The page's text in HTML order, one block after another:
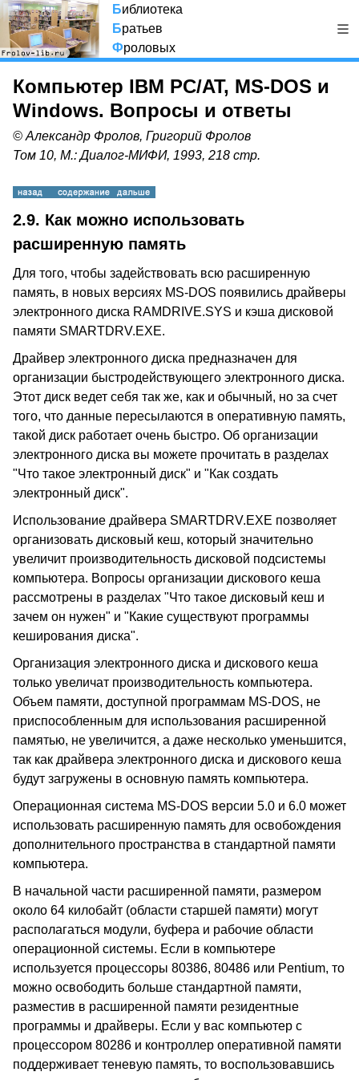
Библиотека
Братьев
Фроловых
Компьютер IBM PC/AT, MS-DOS и
Windows. Вопросы и ответы
© Александр Фролов, Григорий Фролов
Том 10, М.: Диалог-МИФИ, 1993, 218 стр.
2.9. Как можно использовать
расширенную память
Для того, чтобы задействовать всю расширенную
память, в новых версиях MS-DOS появились драйверы
электронного диска RAMDRIVE.SYS и кэша дисковой
памяти SMARTDRV.EXE.
Драйвер электронного диска предназначен для
организации быстродействующего электронного диска.
Этот диск ведет себя так же, как и обычный, но за счет
того, что данные пересылаются в оперативную память,
такой диск работает очень быстро. Об организации
электронного диска вы можете прочитать в разделах
"Что такое электронный диск" и "Как создать
электронный диск".
Использование драйвера SMARTDRV.EXE позволяет
организовать дисковый кеш, который значительно
увеличит производительность дисковой подсистемы
компьютера. Вопросы организации дискового кеша
рассмотрены в разделах "Что такое дисковый кеш и
зачем он нужен" и "Какие существуют программы
кеширования диска".
Организация электронного диска и дискового кеша
только увеличат производительность компьютера.
Объем памяти, доступной программам MS-DOS, не
приспособленным для использования расширенной
памятью, не увеличится, а даже несколько уменьшится,
так как драйвера электронного диска и дискового кеша
будут загружены в основную память компьютера.
Операционная система MS-DOS версии 5.0 и 6.0 может
использовать расширенную память для освобождения
дополнительного пространства в стандартной памяти
компьютера.
В начальной части расширенной памяти, размером
около 64 килобайт (области старшей памяти) могут
располагаться модули, буфера и рабочие области
операционной системы. Если в компьютере
используется процессоры 80386, 80486 или Pentium, то
можно освободить больше стандартной памяти,
разместив в расширенной памяти резидентные
программы и драйверы. Если у вас компьютер с
процессором 80286 и контроллер оперативной памяти
поддерживает теневую память, то воспользовавшись